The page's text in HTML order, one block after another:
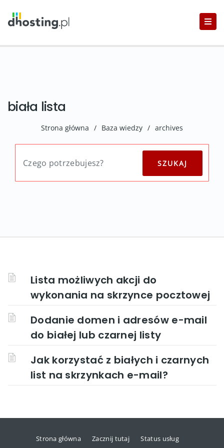
biała lista
Strona główna / Baza wiedzy / archives
Lista możliwych akcji do
wykonania na skrzynce pocztowej
Dodanie domen i adresów e-mail
do białej lub czarnej listy
Jak korzystać z białych i czarnych
list na skrzynkach e-mail?
Strona główna Zacznij tutaj Status usług